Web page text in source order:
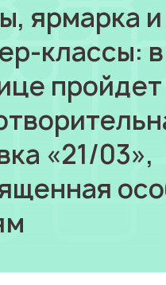
ярмарка и
классы: в
пройдет
«21/03»,